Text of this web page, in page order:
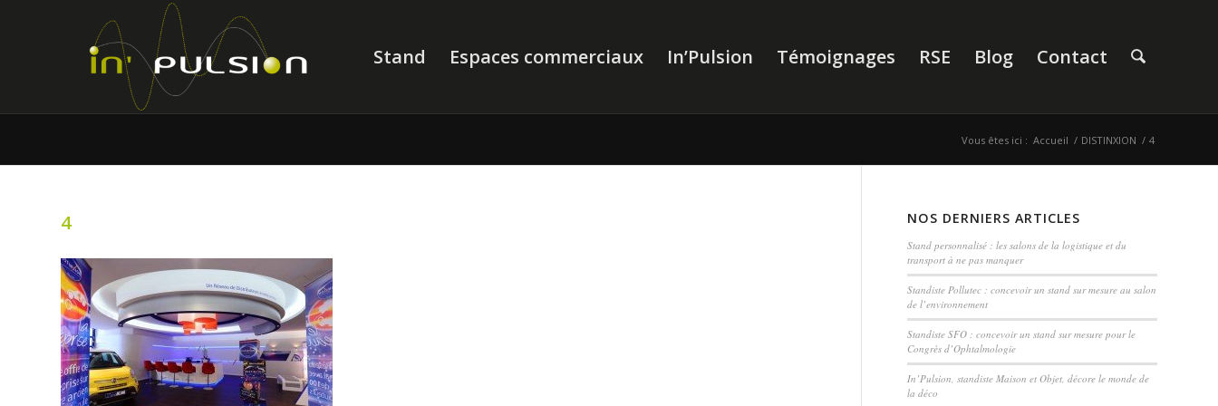
Stand Espaces commerciaux In’Pulsion Témoignages RSE Blog Contact
Vous êtes ici : Accueil / DISTINXION / 4
4 NOS DERNIERS ARTICLES
Stand personnalisé : les salons de la logistique et du
transport à ne pas manquer
Standiste Pollutec : concevoir un stand sur mesure au salon
de l’environnement
Standiste SFO : concevoir un stand sur mesure pour le
Congrès d’Ophtalmologie
In’Pulsion, standiste Maison et Objet, décore le monde de
la déco